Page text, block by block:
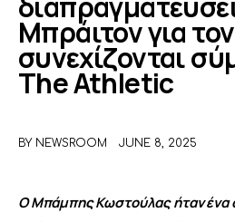
ΑΦΙΕΡΩΜΑΤΑ
MEET THE TEAM
Μπράιτον για
συνεχίζονται
The Athletic
BY NEWSROOM JUNE 8, 2025
Ο Μπάμπης Κωστούλας ήταν ένα